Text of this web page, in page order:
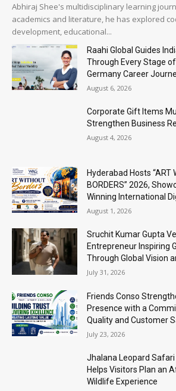
Abhiraj Shee's multidisciplinary learning
academics and literature, he has explored
development, educational...
Raahi Global Guides
Through Every Stage
Germany Career
August 6, 2026
Corporate Gift Items
Strengthen Business
August 4, 2026
Hyderabad Hosts “ART
BORDERS” 2026,
Winning International
August 1, 2026
Sruchit Kumar Gupta
Entrepreneur Inspiring
Through Global Vision
July 31, 2026
Friends Conso
Presence with a
Quality and Customer
July 23, 2026
Jhalana Leopard
Helps Visitors Plan an
Wildlife Experience